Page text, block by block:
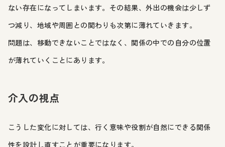
ない存在になってしまいます。その結果、外出の機会は少しず
つ減り、地域や周囲との関わりも次第に薄れていきます。
問題は、移動できないことではなく、関係の中での自分の位置
が薄れていくことにあります。
介入の視点
こうした変化に対しては、行く意味や役割が自然にできる関係
性を設計し直すことが重要になります。